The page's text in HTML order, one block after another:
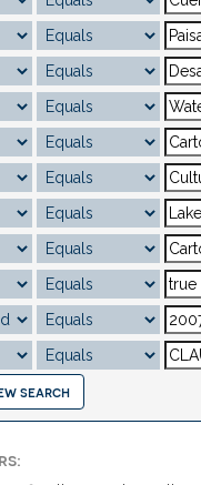
search